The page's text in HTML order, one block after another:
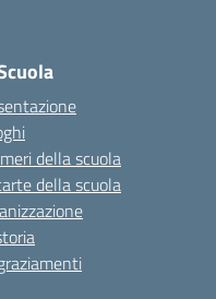
della scuola
della scuola